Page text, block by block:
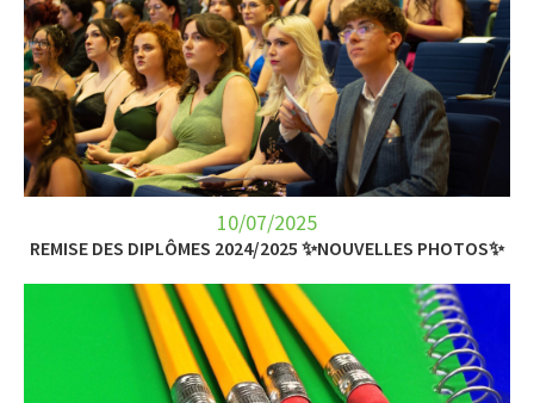
10/07/2025
REMISE DES DIPLÔMES 2024/2025 ✨NOUVELLES PHOTOS✨